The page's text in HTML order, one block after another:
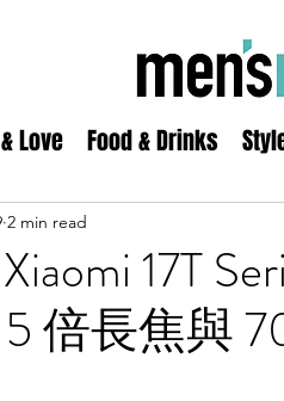
Love Food & Drinks
17T
5 倍長焦與
2 min read